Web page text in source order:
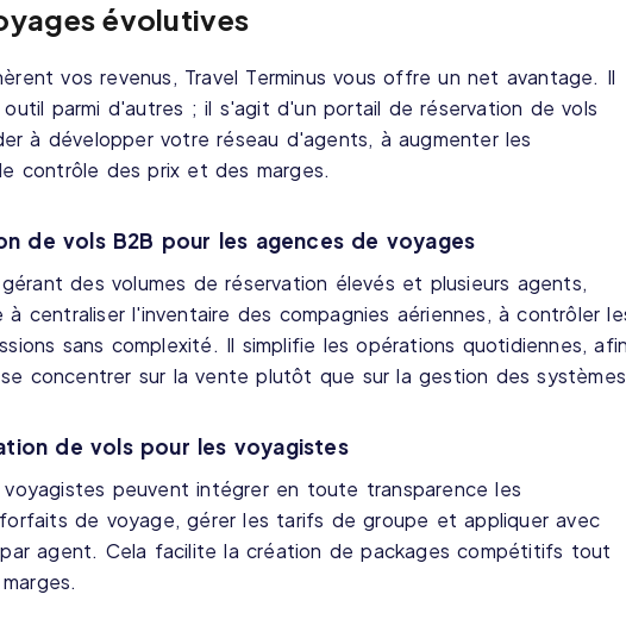
évolutives
vos revenus, Travel Terminus vous offre un net avantage. Il
parmi d'autres ; il s'agit d'un portail de réservation de vols
à développer votre réseau d'agents, à augmenter les
contrôle des prix et des marges.
de vols B2B pour les agences de voyages
des volumes de réservation élevés et plusieurs agents,
à centraliser l'inventaire des compagnies aériennes, à contrôler
sans complexité. Il simplifie les opérations quotidiennes,
concentrer sur la vente plutôt que sur la gestion des
de vols pour les voyagistes
voyagistes peuvent intégrer en toute transparence les
de voyage, gérer les tarifs de groupe et appliquer avec
agent. Cela facilite la création de packages compétitifs tout